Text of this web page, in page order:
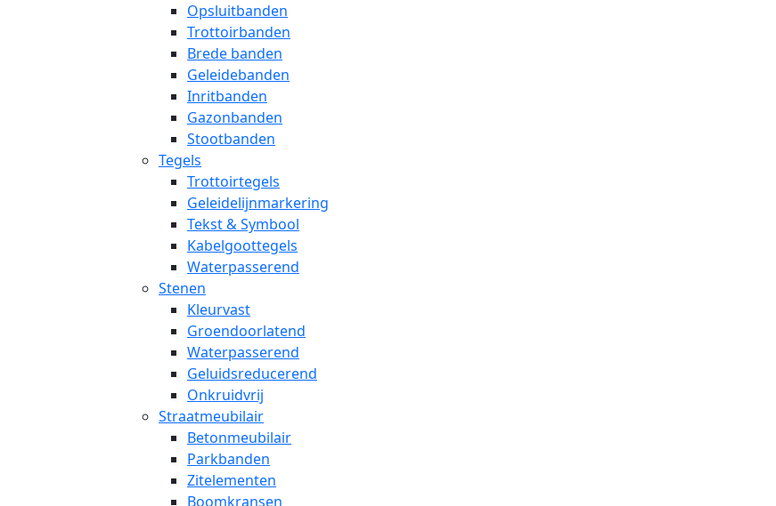
Opsluitbanden
Trottoirbanden
Brede banden
Geleidebanden
Inritbanden
Gazonbanden
Stootbanden
Tegels
Trottoirtegels
Geleidelijnmarkering
Tekst & Symbool
Kabelgoottegels
Waterpasserend
Stenen
Kleurvast
Groendoorlatend
Waterpasserend
Geluidsreducerend
Onkruidvrij
Straatmeubilair
Betonmeubilair
Parkbanden
Zitelementen
Boomkransen